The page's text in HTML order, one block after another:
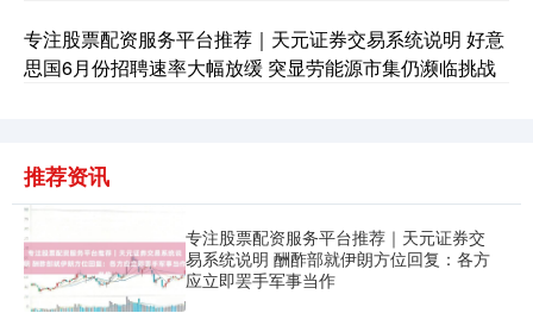
国债指数 229.60 +0.00 0.00%
专注股票配资服务平台推荐｜天元证券交易系统说明 好意
思国6月份招聘速率大幅放缓 突显劳能源市集仍濒临挑战
推荐资讯
专注股票配资服务平台推荐｜天元证券交
易系统说明 酬酢部就伊朗方位回复：各方
应立即罢手军事当作